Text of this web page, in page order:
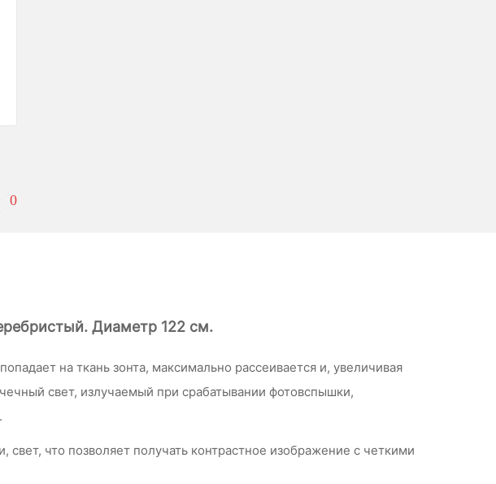
0
Диаметр 122 см.
на ткань зонта, максимально рассеивается и, увеличивая
свет, излучаемый при срабатывании фотовспышки,
что позволяет получать контрастное изображение с четкими